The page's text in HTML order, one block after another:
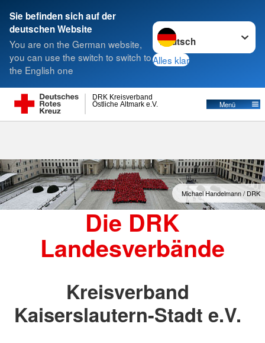
Sie befinden sich auf der
deutschen Website
You are on the German website,
you can use the switch to switch to
the English one
Sprache wechseln zu
Alles klar
Östliche Altmark e.V.
DRK Kreisverband
Menü
Suche
Landesverbände
Michael Handelmann / DRK
Die DRK
Landesverbände
Kreisverband
Kaiserslautern-Stadt e.V.